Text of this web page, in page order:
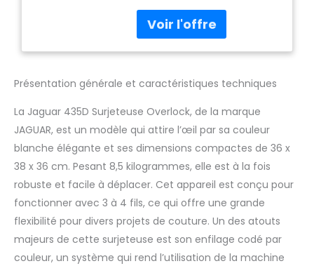
aux repères de couleur.
Entraînement différentiel :
maximale sur tous les
types de matériaux.
Puissance : Moteur de 91 W
avec éclairage LED pour
une visibilité optimale.
Accessoires inclus : 4
petites bobines de fil de
démarrage, 4 disques de
retenue de bobine, une
pince, une lame inférieure
de rechange, une brosse,
aiguilles : 2 pcs. n°11, 2 pcs.
n°14, 1 pc. n°16, boîte de
Présentation générale et caractéristiques techniques
La Jaguar 435D Surjeteuse Overlock, de la marque
JAGUAR, est un modèle qui attire l’œil par sa couleur
blanche élégante et ses dimensions compactes de 36 x
38 x 36 cm. Pesant 8,5 kilogrammes, elle est à la fois
robuste et facile à déplacer. Cet appareil est conçu pour
fonctionner avec 3 à 4 fils, ce qui offre une grande
flexibilité pour divers projets de couture. Un des atouts
majeurs de cette surjeteuse est son enfilage codé par
couleur, un système qui rend l’utilisation de la machine